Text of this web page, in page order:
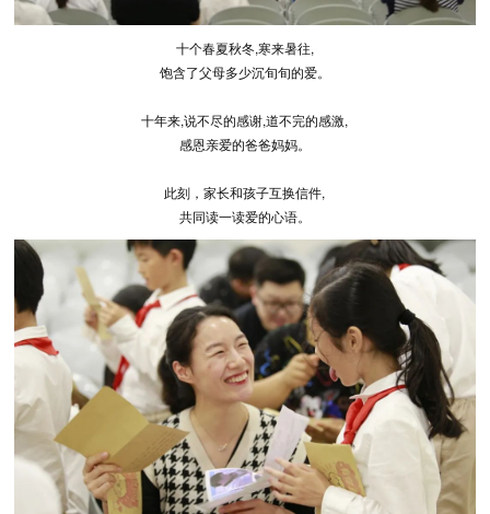
十个春夏秋冬,寒来暑往,
饱含了父母多少沉旬旬的爱。
十年来,说不尽的感谢,道不完的感激,
感恩亲爱的爸爸妈妈。
此刻，家长和孩子互换信件,
共同读一读爱的心语。